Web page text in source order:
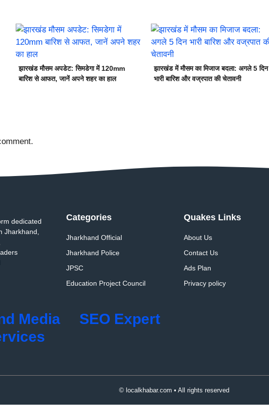
झारखंड मौसम अपडेट: सिमडेगा में 120mm
बारिश से आफत, जानें अपने शहर का हाल
झारखंड में मौसम का मिजाज बदला: अगले 5 दिन
भारी बारिश और वज्रपात की चेतावनी
dedicated
Jharkhand,
Categories
Jharkhand Official
Jharkhand Police
JPSC
Education Project Council
Quakes Links
About Us
Contact Us
Ads Plan
Privacy policy
Media
SEO Expert
© localkhabar.com • All rights reserved